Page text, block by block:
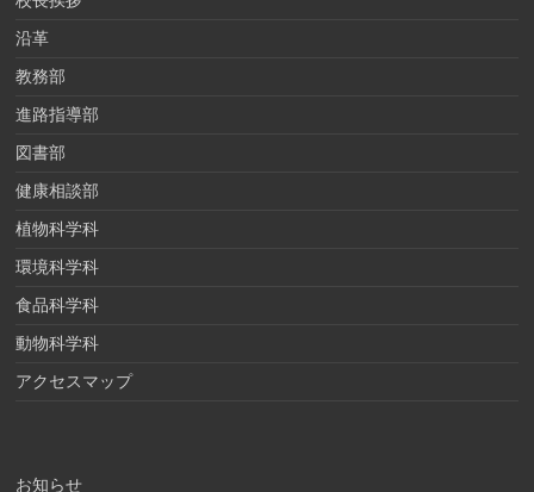
沿革
教務部
進路指導部
図書部
健康相談部
植物科学科
環境科学科
食品科学科
動物科学科
アクセスマップ
お知らせ